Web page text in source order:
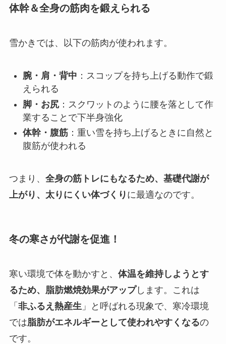
体幹＆全身の筋肉を鍛えられる
雪かきでは、以下の筋肉が使われます。
腕・肩・背中 ：スコップを持ち上げる動作で鍛
えられる
脚・お尻：スクワットのように腰を落として作
業することで下半身強化
体幹・腹筋：重い雪を持ち上げるときに自然と
腹筋が使われる
つまり、 全身の筋トレにもなるため、基礎代謝が
上がり、太りにくい体づくり に最適なのです。
冬の寒さが代謝を促進！
寒い環境で体を動かすと、 体温を維持しようとす
るため、脂肪燃焼効果がアップします。これは
「 非ふるえ熱産生」と呼ばれる現象で、寒冷環境
では脂肪がエネルギーとして使われやすくなるの
です。